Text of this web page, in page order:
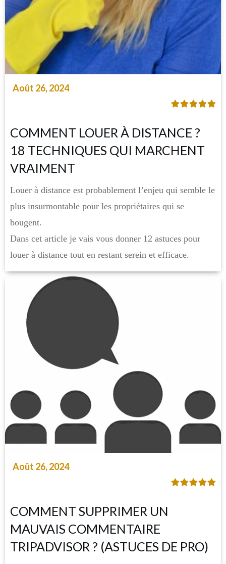
Août 26, 2024
COMMENT LOUER À DISTANCE ?
18 TECHNIQUES QUI MARCHENT
VRAIMENT
Louer à distance est probablement l’enjeu qui semble le
plus insurmontable pour les propriétaires qui se
bougent.
Dans cet article je vais vous donner 12 astuces pour
louer à distance tout en restant serein et efficace.
Août 26, 2024
COMMENT SUPPRIMER UN
MAUVAIS COMMENTAIRE
TRIPADVISOR ? (ASTUCES DE PRO)